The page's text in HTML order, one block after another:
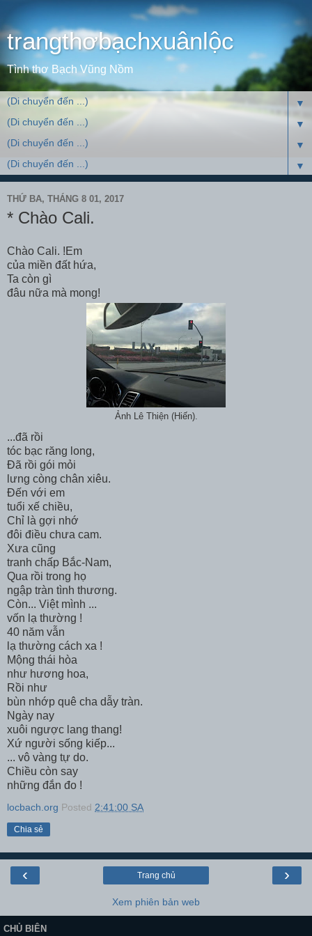
trangthơbạchxuânlộc
Tình thơ Bạch Vũng Nồm
▼
▼
▼
▼
THỨ BA, THÁNG 8 01, 2017
* Chào Cali.
Chào Cali. !Em
của miền đất hứa,
Ta còn gì
đâu nữa mà mong!
Ảnh Lê Thiện (Hiến).
...đã rồi
tóc bạc răng long,
Đã rồi gói mỏi
lưng còng chân xiêu.
Đến với em
tuổi xế chiều,
Chỉ là gợi nhớ
đôi điều chưa cam.
Xưa cũng
tranh chấp Bắc-Nam,
Qua rồi trong họ
ngập tràn tình thương.
Còn... Việt mình ...
vốn lạ thường !
40 năm vẫn
lạ thường cách xa !
Mộng thái hòa
như hương hoa,
Rồi như
bùn nhớp quê cha dẫy tràn.
Ngày nay
xuôi ngược lang thang!
Xứ người sống kiếp...
... vô vàng tự do.
Chiều còn say
những đắn đo !
locbach.org Posted 2:41:00 SA
Chia sẻ
‹ ›
Trang chủ
Xem phiên bản web
CHỦ BIÊN